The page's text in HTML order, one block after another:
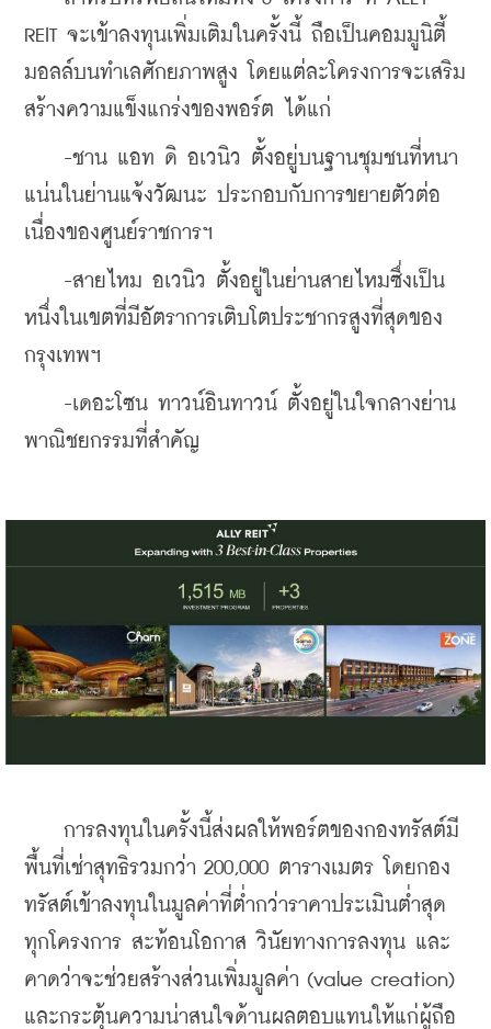
REIT จะเข้าลงทุนเพิ่มเติมในครั้งนี้ ถือเป็นคอมมูนิตี้
มอลล์บนทำเลศักยภาพสูง โดยแต่ละโครงการจะเสริม
สร้างความแข็งแกร่งของพอร์ต ได้แก่
-ชาน แอท ดิ อเวนิว ตั้งอยู่บนฐานชุมชนที่หนา
แน่นในย่านแจ้งวัฒนะ ประกอบกับการขยายตัวต่อ
เนื่องของศูนย์ราชการฯ
-สายไหม อเวนิว ตั้งอยู่ในย่านสายไหมซึ่งเป็น
หนึ่งในเขตที่มีอัตราการเติบโตประชากรสูงที่สุดของ
กรุงเทพฯ
-เดอะโซน ทาวน์อินทาวน์ ตั้งอยู่ในใจกลางย่าน
พาณิชยกรรมที่สำคัญ
การลงทุนในครั้งนี้ส่งผลให้พอร์ตของกองทรัสต์มี
พื้นที่เช่าสุทธิรวมกว่า 200,000 ตารางเมตร โดยกอง
ทรัสต์เข้าลงทุนในมูลค่าที่ต่ำกว่าราคาประเมินต่ำสุด
ทุกโครงการ สะท้อนโอกาส วินัยทางการลงทุน และ
คาดว่าจะช่วยสร้างส่วนเพิ่มมูลค่า (value creation)
และกระตุ้นความน่าสนใจด้านผลตอบแทนให้แก่ผู้ถือ